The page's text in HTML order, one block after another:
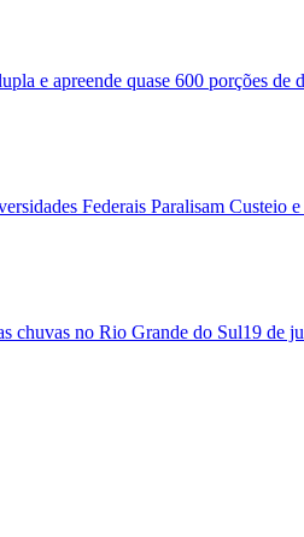
e apreende quase 600 porções de
Federais Paralisam Custeio
chuvas no Rio Grande do Sul19 de